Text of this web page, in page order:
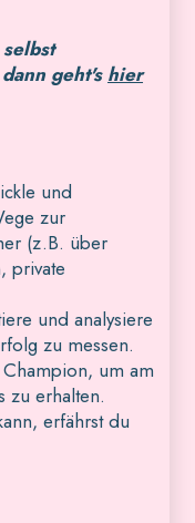
geht's hier
und
zur
(z.B. über
private
und analysiere
zu messen.
um am
zu erhalten.
erfährst du